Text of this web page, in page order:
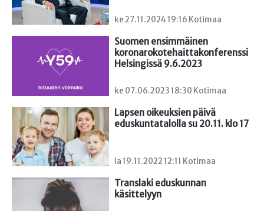
ke 27.11.2024 19:16 Kotimaa
Suomen ensimmäinen
koronarokotehaittakonferenssi
Helsingissä 9.6.2023
ke 07.06.2023 18:30 Kotimaa
Lapsen oikeuksien päivä
eduskuntatalolla su 20.11. klo 17
la 19.11.2022 12:11 Kotimaa
Translaki eduskunnan
käsittelyyn